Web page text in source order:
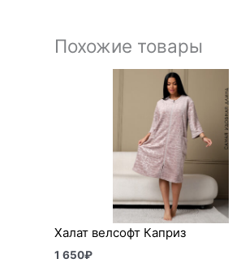
Похожие товары
Халат велсофт Каприз
1 650₽